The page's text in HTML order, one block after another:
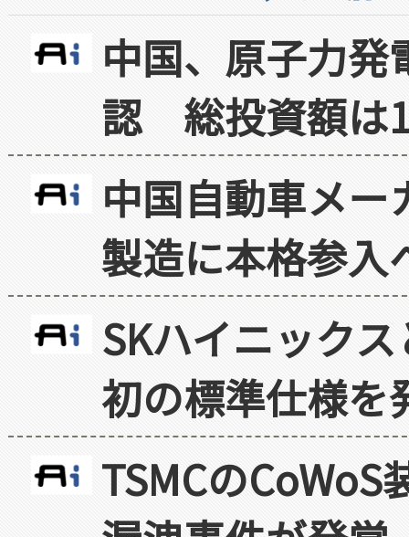
中国、原子力
認 総投資額は
中国自動車メ
製造に本格参入
SKハイニック
初の標準仕様を
TSMCの